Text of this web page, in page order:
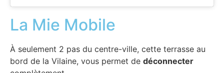
La Mie Mobile
À seulement 2 pas du centre-ville, cette terrasse au
bord de la Vilaine, vous permet de déconnecter